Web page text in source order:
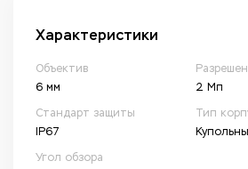
Характеристики
Объектив
6 мм
2 Мп
Стандарт защиты
IP67
Тип
Угол обзора